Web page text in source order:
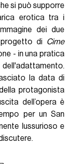
si può supporre
erotica tra i
dei due
progetto di Cime
- in una pratica
la data di
protagonista
dell’opera è
per un San
lussurioso e